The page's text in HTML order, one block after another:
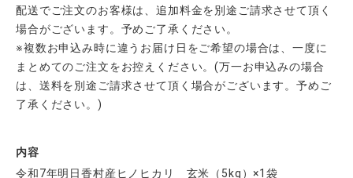
配送でご注文のお客様は、追加料金を別途ご請求させて頂く
場合がございます。予めご了承ください。
※複数お申込み時に違うお届け日をご希望の場合は、一度に
まとめてのご注文をお控えください。(万一お申込みの場合
は、送料を別途ご請求させて頂く場合がございます。予めご
了承ください。)
内容
令和7年明日香村産ヒノヒカリ 玄米（5kg）×1袋